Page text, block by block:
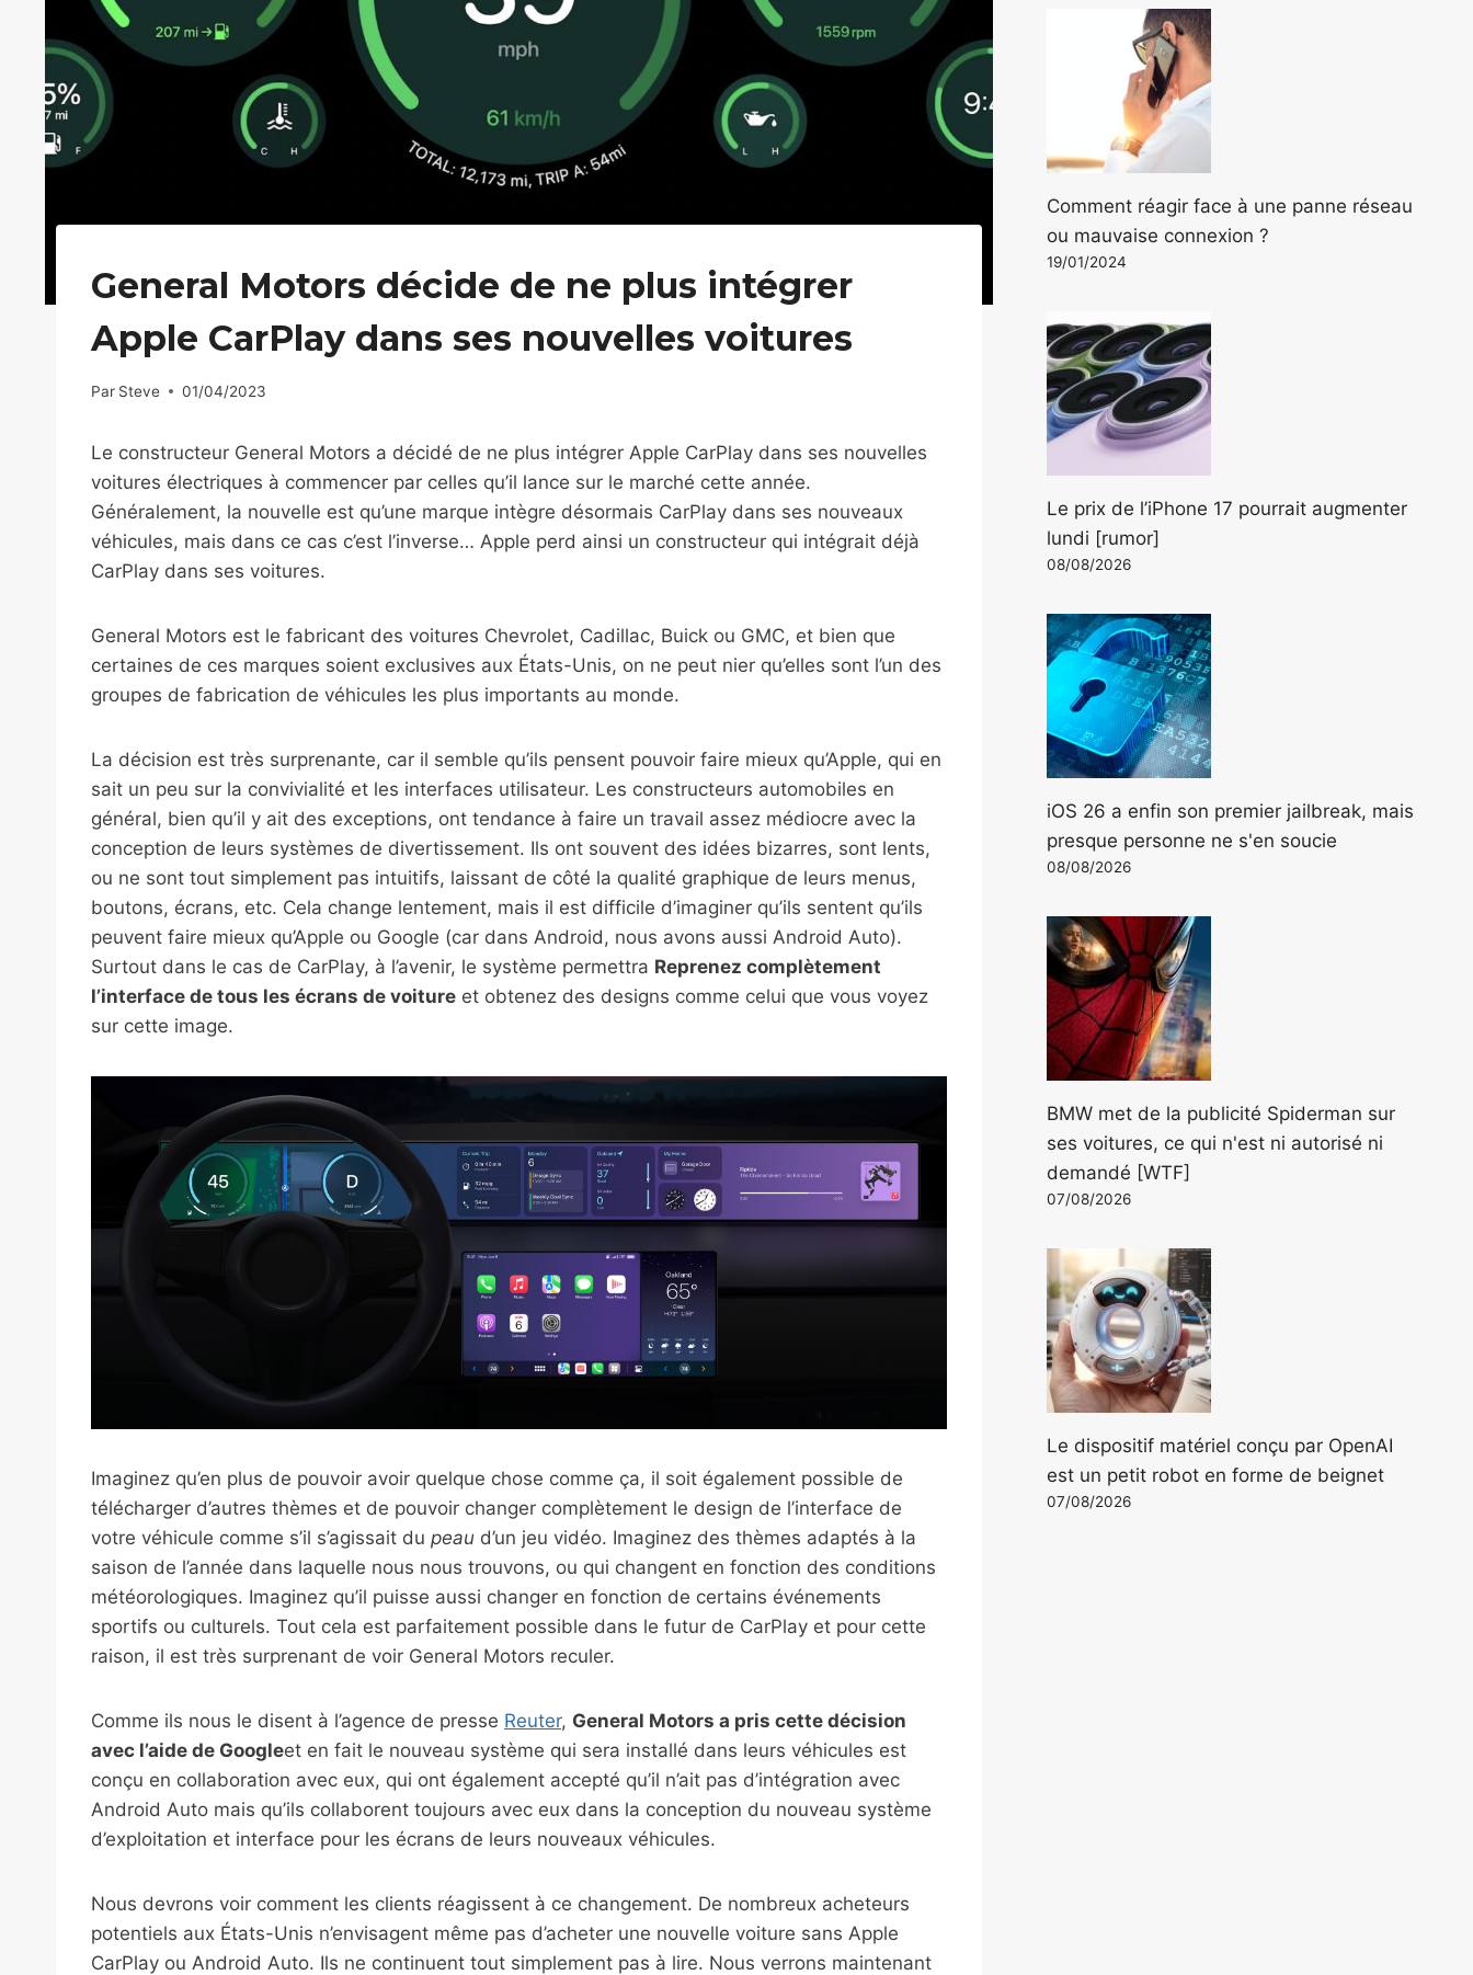
General Motors décide de ne plus intégrer
Apple CarPlay dans ses nouvelles voitures
Par Steve 01/04/2023
Le constructeur General Motors a décidé de ne plus intégrer Apple CarPlay dans ses nouvelles
voitures électriques à commencer par celles qu’il lance sur le marché cette année.
Généralement, la nouvelle est qu’une marque intègre désormais CarPlay dans ses nouveaux
véhicules, mais dans ce cas c’est l’inverse… Apple perd ainsi un constructeur qui intégrait déjà
CarPlay dans ses voitures.
General Motors est le fabricant des voitures Chevrolet, Cadillac, Buick ou GMC, et bien que
certaines de ces marques soient exclusives aux États-Unis, on ne peut nier qu’elles sont l’un des
groupes de fabrication de véhicules les plus importants au monde.
La décision est très surprenante, car il semble qu’ils pensent pouvoir faire mieux qu’Apple, qui en
sait un peu sur la convivialité et les interfaces utilisateur. Les constructeurs automobiles en
général, bien qu’il y ait des exceptions, ont tendance à faire un travail assez médiocre avec la
conception de leurs systèmes de divertissement. Ils ont souvent des idées bizarres, sont lents,
ou ne sont tout simplement pas intuitifs, laissant de côté la qualité graphique de leurs menus,
boutons, écrans, etc. Cela change lentement, mais il est difficile d’imaginer qu’ils sentent qu’ils
peuvent faire mieux qu’Apple ou Google (car dans Android, nous avons aussi Android Auto).
Surtout dans le cas de CarPlay, à l’avenir, le système permettra Reprenez complètement
l’interface de tous les écrans de voiture et obtenez des designs comme celui que vous voyez
sur cette image.
Imaginez qu’en plus de pouvoir avoir quelque chose comme ça, il soit également possible de
télécharger d’autres thèmes et de pouvoir changer complètement le design de l’interface de
votre véhicule comme s’il s’agissait du peau d’un jeu vidéo. Imaginez des thèmes adaptés à la
saison de l’année dans laquelle nous nous trouvons, ou qui changent en fonction des conditions
météorologiques. Imaginez qu’il puisse aussi changer en fonction de certains événements
sportifs ou culturels. Tout cela est parfaitement possible dans le futur de CarPlay et pour cette
raison, il est très surprenant de voir General Motors reculer.
Comme ils nous le disent à l’agence de presse Reuter, General Motors a pris cette décision
avec l’aide de Googleet en fait le nouveau système qui sera installé dans leurs véhicules est
conçu en collaboration avec eux, qui ont également accepté qu’il n’ait pas d’intégration avec
Android Auto mais qu’ils collaborent toujours avec eux dans la conception du nouveau système
d’exploitation et interface pour les écrans de leurs nouveaux véhicules.
Nous devrons voir comment les clients réagissent à ce changement. De nombreux acheteurs
potentiels aux États-Unis n’envisagent même pas d’acheter une nouvelle voiture sans Apple
CarPlay ou Android Auto. Ils ne continuent tout simplement pas à lire. Nous verrons maintenant
Comment réagir face à une panne réseau
ou mauvaise connexion ?
19/01/2024
Le prix de l’iPhone 17 pourrait augmenter
lundi [rumor]
08/08/2026
iOS 26 a enfin son premier jailbreak, mais
presque personne ne s'en soucie
08/08/2026
BMW met de la publicité Spiderman sur
ses voitures, ce qui n'est ni autorisé ni
demandé [WTF]
07/08/2026
Le dispositif matériel conçu par OpenAI
est un petit robot en forme de beignet
07/08/2026